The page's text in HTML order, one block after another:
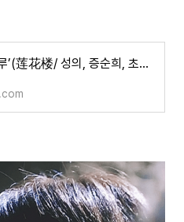
(중드) ‘연화루’(莲花楼/ 성의, 증순희, 초순요 주연/ 등장인물/ 줄거리/ 소개 등)